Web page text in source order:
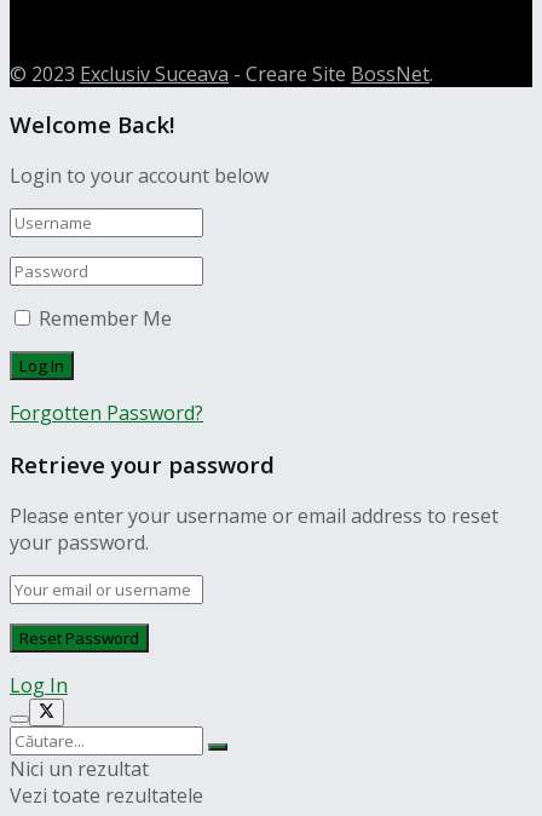
© 2023 Exclusiv Suceava - Creare Site BossNet.
Welcome Back!
Login to your account below
Remember Me
Forgotten Password?
Retrieve your password
Please enter your username or email address to reset
your password.
Log In
Nici un rezultat
Vezi toate rezultatele